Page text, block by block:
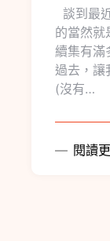
談到最
的當然就
續集有滿
過去，讓
(沒有…
閱讀